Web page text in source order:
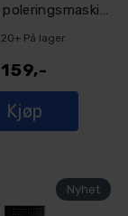
Børste til poleringsmaskin, 80mm
20+ På lager
159,-
Kjøp